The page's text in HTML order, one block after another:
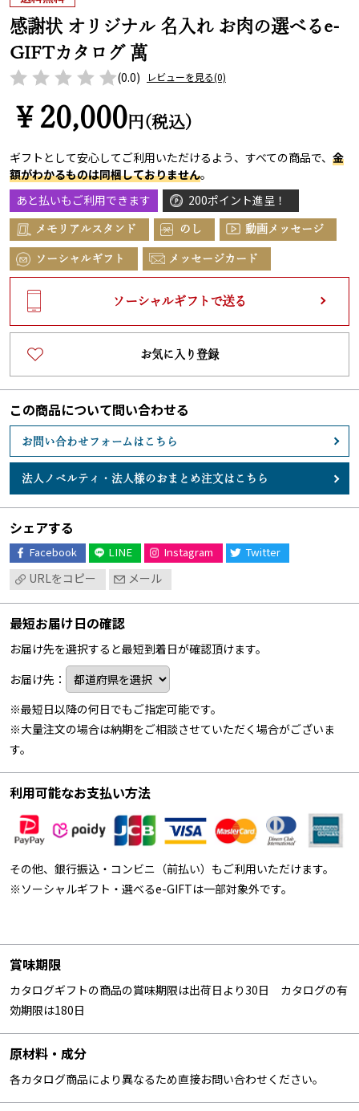
感謝状 オリジナル 名入れ お肉の選べるe-
GIFTカタログ 萬
(0.0) レビューを見る(0)
￥20,000 円(税込)
ギフトとして安心してご利用いただけるよう、すべての商品で、 金
額がわかるものは同梱しておりません。
あと払いもご利用できます
200ポイント進呈！
メモリアルスタンド のし 動画メッセージ
ソーシャルギフト メッセージカード
ソーシャルギフトで送る
お気に入り登録
この商品について問い合わせる
お問い合わせフォームはこちら
法人ノベルティ・ 法人様のおまとめ注文はこちら
シェアする
Facebook LINE Instagram Twitter
URLをコピー メール
最短お届け日の確認
お届け先を選択すると最短到着日が確認頂けます。
お届け先：
※最短日以降の何日でもご指定可能です。
※大量注文の場合は納期をご相談させていただく場合がございま
す。
利用可能なお支払い方法
その他、銀行振込・コンビニ（前払い）もご利用いただけます。
※ソーシャルギフト・選べるe-GIFTは一部対象外です。
賞味期限
カタログギフトの商品の賞味期限は出荷日より30日 カタログの有
効期限は180日
原材料・成分
各カタログ商品により異なるため直接お問い合わせください。